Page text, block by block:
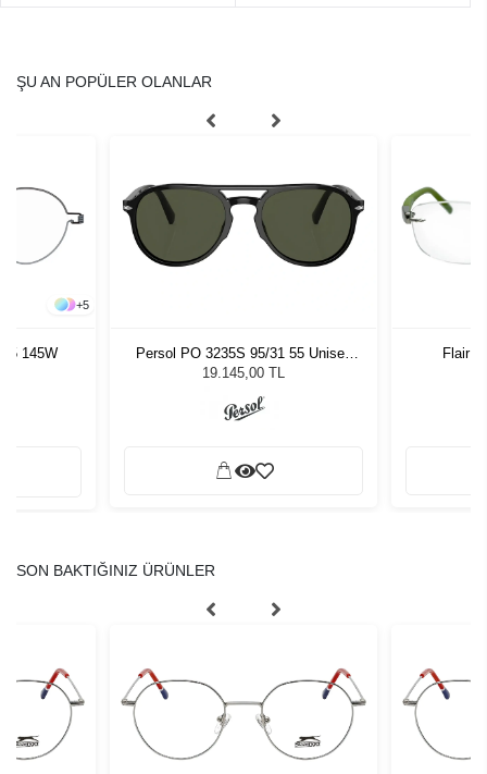
ŞU AN POPÜLER OLANLAR
+5
145W
Persol PO 3235S 95/31 55 Unisex
Güneş Gözlüğü
19.145,00 TL
Flair
SON BAKTIĞINIZ ÜRÜNLER